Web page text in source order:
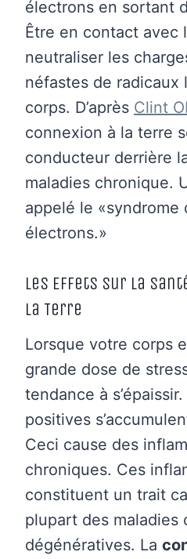
électrons en sortant
Être en contact avec
neutraliser les
néfastes de radicaux
corps. D’après Clint
connexion à la terre
conducteur derrière
maladies chronique.
appelé le
électrons.»
Les Effets sur la
la Terre
Lorsque votre corps
grande dose de
tendance à
positives
Ceci cause des
chroniques. Ces
constituent un trait
plupart des maladies
dégénératives. La